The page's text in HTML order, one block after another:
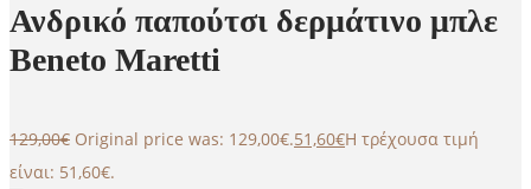
Ανδρικό παπούτσι δερμάτινο μπλε
Beneto Maretti
129,00€ Original price was: 129,00€.51,60€Η τρέχουσα τιμή
είναι: 51,60€.